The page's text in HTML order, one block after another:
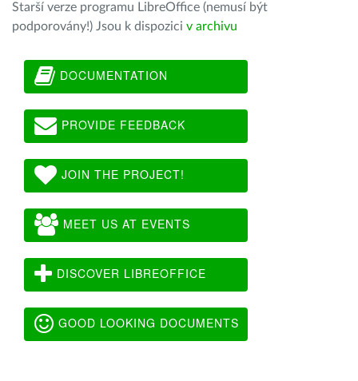
Starší verze programu LibreOffice (nemusí být
podporovány!) Jsou k dispozici v archivu
DOCUMENTATION
PROVIDE FEEDBACK
JOIN THE PROJECT!
MEET US AT EVENTS
DISCOVER LIBREOFFICE
GOOD LOOKING DOCUMENTS